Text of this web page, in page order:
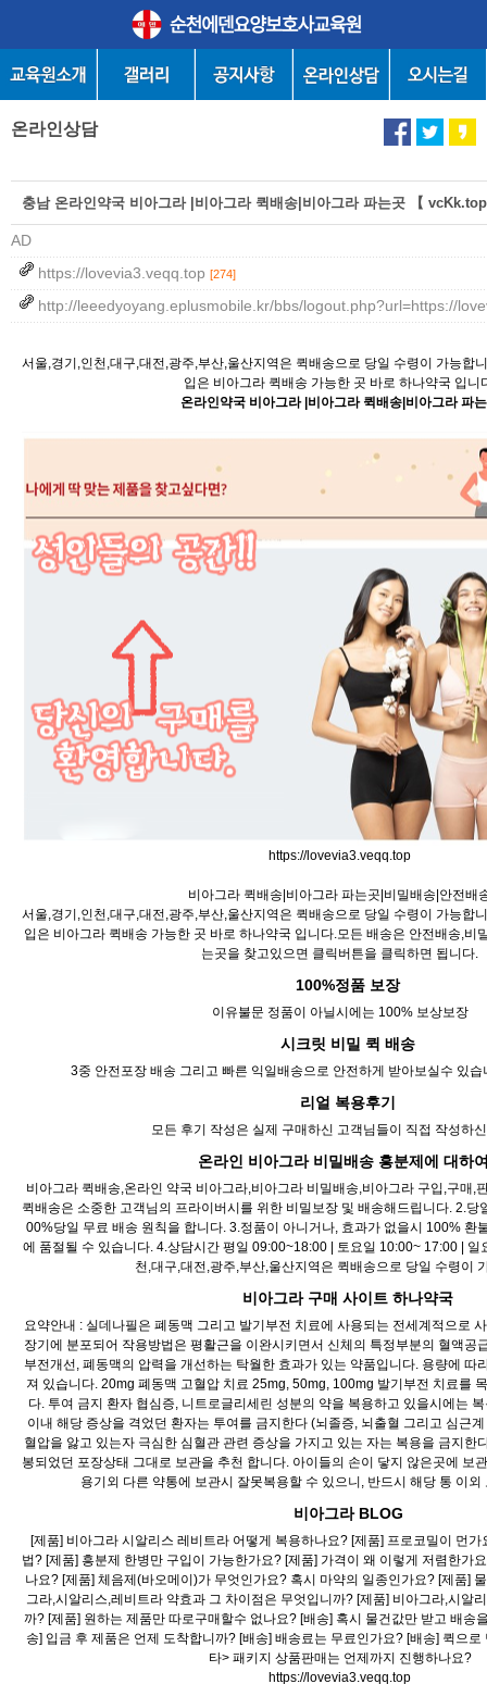
온라인상담
충남 온라인약국 비아그라 |비아그라 퀵배송|비아그라 파는곳 【
AD
https://lovevia3.veqq.top [274]
http://leeedyoyang.eplusmobile.kr/bbs/logout.php?url=https://
서울,경기,인천,대구,대전,광주,부산,울산지역은 퀵배송으로 당일 수령이 가능합
입은 비아그라 퀵배송 가능한 곳 바로 하나약국 입니
온라인약국 비아그라 |비아그라 퀵배송|비아그라 파
https://lovevia3.veqq.top
비아그라 퀵배송|비아그라 파는곳|비밀배송|안전배
서울,경기,인천,대구,대전,광주,부산,울산지역은 퀵배송으로 당일 수령이 가능합
입은 비아그라 퀵배송 가능한 곳 바로 하나약국 입니다.모든 배송은 안전배송,비
는곳을 찾고있으면 클릭버튼을 클릭하면 됩니다.
100%정품 보장
이유불문 정품이 아닐시에는 100% 보상보장
시크릿 비밀 퀵 배송
3중 안전포장 배송 그리고 빠른 익일배송으로 안전하게 받아보실수 있
리얼 복용후기
모든 후기 작성은 실제 구매하신 고객님들이 직접 작성하
온라인 비아그라 비밀배송 흥분제에 대하
비아그라 퀵배송,온라인 약국 비아그라,비아그라 비밀배송,비아그라 구입,구매,
퀵배송은 소중한 고객님의 프라이버시를 위한 비밀보장 및 배송해드립니다. 2.당
00%당일 무료 배송 원칙을 합니다. 3.정품이 아니거나, 효과가 없을시 100% 환
에 품절될 수 있습니다. 4.상담시간 평일 09:00~18:00 | 토요일 10:00~ 17:00 | 일
천,대구,대전,광주,부산,울산지역은 퀵배송으로 당일 수령이
비아그라 구매 사이트 하나약국
요약안내 : 실데나필은 폐동맥 그리고 발기부전 치료에 사용되는 전세계적으로
장기에 분포되어 작용방법은 평활근을 이완시키면서 신체의 특정부분의 혈액공
부전개선, 폐동맥의 압력을 개선하는 탁월한 효과가 있는 약품입니다. 용량에 따
져 있습니다. 20mg 폐동맥 고혈압 치료 25mg, 50mg, 100mg 발기부전 치료를
다. 투여 금지 환자 협심증, 니트로글리세린 성분의 약을 복용하고 있을시에는
이내 해당 증상을 격었던 환자는 투여를 금지한다 (뇌졸증, 뇌출혈 그리고 심근
혈압을 앓고 있는자 극심한 심혈관 관련 증상을 가지고 있는 자는 복용을 금지한
봉되었던 포장상태 그대로 보관을 추천 합니다. 아이들의 손이 닿지 않은곳에 보
용기외 다른 약통에 보관시 잘못복용할 수 있으니, 반드시 해당 통 이외
비아그라 BLOG
[제품] 비아그라 시알리스 레비트라 어떻게 복용하나요? [제품] 프로코밀이 먼
법? [제품] 흥분제 한병만 구입이 가능한가요? [제품] 가격이 왜 이렇게 저렴한가
나요? [제품] 체음제(바오메이)가 무엇인가요? 혹시 마약의 일종인가요? [제품]
그라,시알리스,레비트라 약효과 그 차이점은 무엇입니까? [제품] 비아그라,시알
까? [제품] 원하는 제품만 따로구매할수 없나요? [배송] 혹시 물건값만 받고 배송
송] 입금 후 제품은 언제 도착합니까? [배송] 배송료는 무료인가요? [배송] 퀵으
타> 패키지 상품판매는 언제까지 진행하나요?
https://lovevia3.veqq.top